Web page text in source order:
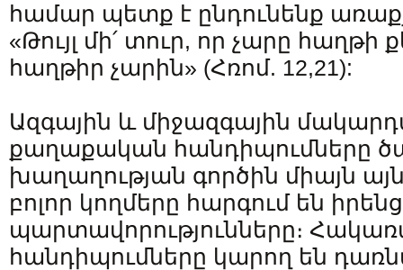
համար պետք է ընդունենք
«Թույլ մի՛ տուր, որ չարը հաղթի
հաղթիր չարին» (Հռոմ. 12,21):
Ազգային և միջազգային
քաղաքական հանդիպումները
խաղաղության գործին միայն
բոլոր կողմերը հարգում են
պարտավորությունները։
հանդիպումները կարող են